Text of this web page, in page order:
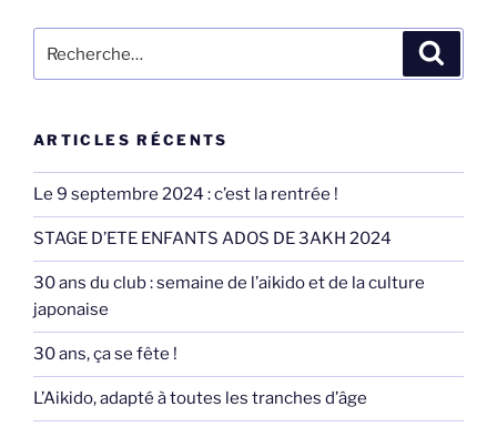
pour
ARTICLES RÉCENTS
Le 9 septembre 2024 : c’est la rentrée !
STAGE D’ETE ENFANTS ADOS DE 3AKH 2024
30 ans du club : semaine de l’aikido et de la culture
japonaise
30 ans, ça se fête !
L’Aikido, adapté à toutes les tranches d’âge